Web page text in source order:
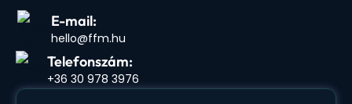
E-mail:
hello@ffm.hu
Telefonszám:
+36 30 978 3976